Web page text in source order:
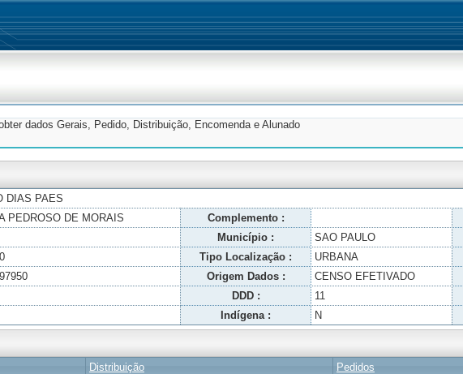
dados Gerais, Pedido, Distribuição, Encomenda e Alunado
DIAS PAES
PEDROSO DE MORAIS Complemento :
Município : SAO PAULO
Tipo Localização : URBANA
Origem Dados : CENSO EFETIVADO
DDD : 11
Indígena : N
Distribuição Pedidos